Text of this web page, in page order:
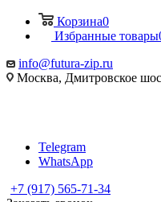
Корзина0
Избранные товары
info@futura-zip.ru
Москва, Дмитровское
Telegram
WhatsApp
+7 (917) 565-71-34